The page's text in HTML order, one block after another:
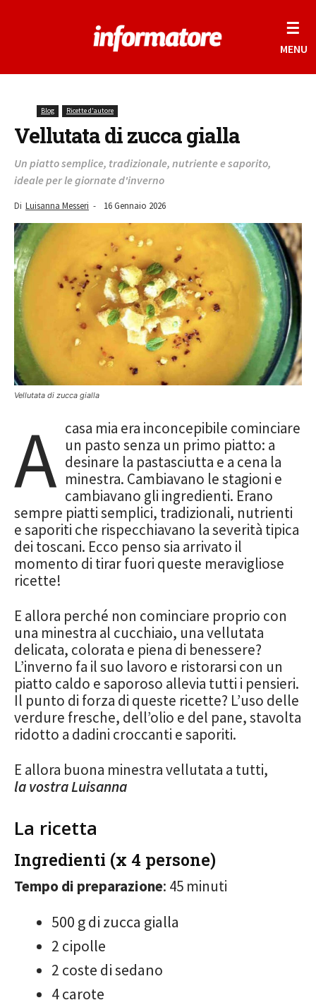
☰
MENU
Blog Ricette d'autore
Vellutata di zucca gialla
Un piatto semplice, tradizionale, nutriente e saporito,
ideale per le giornate d'inverno
Di Luisanna Messeri - 16 Gennaio 2026
Vellutata di zucca gialla
A casa mia era inconcepibile cominciare
un pasto senza un primo piatto: a
desinare la pastasciutta e a cena la
minestra. Cambiavano le stagioni e
cambiavano gli ingredienti. Erano
sempre piatti semplici, tradizionali, nutrienti
e saporiti che rispecchiavano la severità tipica
dei toscani. Ecco penso sia arrivato il
momento di tirar fuori queste meravigliose
ricette!
E allora perché non cominciare proprio con
una minestra al cucchiaio, una vellutata
delicata, colorata e piena di benessere?
L’inverno fa il suo lavoro e ristorarsi con un
piatto caldo e saporoso allevia tutti i pensieri.
Il punto di forza di queste ricette? L’uso delle
verdure fresche, dell’olio e del pane, stavolta
ridotto a dadini croccanti e saporiti.
E allora buona minestra vellutata a tutti,
la vostra Luisanna
La ricetta
Ingredienti (x 4 persone)
Tempo di preparazione: 45 minuti
500 g di zucca gialla
2 cipolle
2 coste di sedano
4 carote